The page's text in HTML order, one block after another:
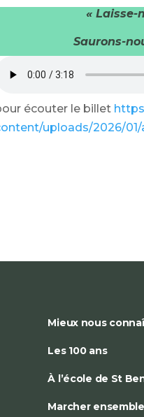
« Laisse-
Saurons-
écouter le billet
uploads/2026/
Mieux nous
Les 100 ans
À l’école de St
Marcher ensemble